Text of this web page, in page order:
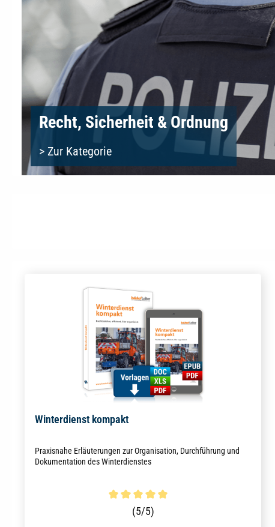
Recht, Sicherheit & Ordnung
> Zur Kategorie
Winterdienst kompakt
Praxisnahe Erläuterungen zur Organisation, Durchführung und
Dokumentation des Winterdienstes
Durchschnittliche Bewertung von 5 von 5 Sternen
(5/5)